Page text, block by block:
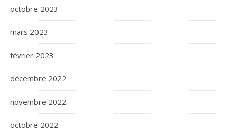
octobre 2023
mars 2023
février 2023
décembre 2022
novembre 2022
octobre 2022